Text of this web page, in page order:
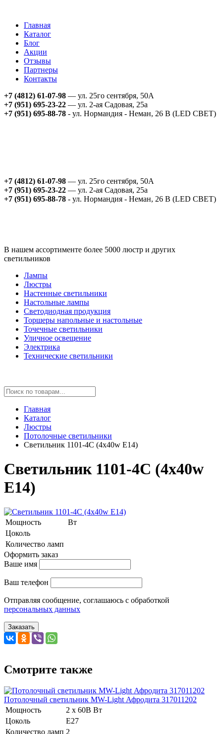
Главная
Каталог
Блог
Акции
Отзывы
Партнеры
Контакты
+7 (4812) 61-07-98 — ул. 25го сентября, 50А
+7 (951) 695-23-22 — ул. 2-ая Садовая, 25а
+7 (951) 695-88-78 - ул. Нормандия - Неман, 26 В (LED СВЕТ)
+7 (4812) 61-07-98 — ул. 25го сентября, 50А
+7 (951) 695-23-22 — ул. 2-ая Садовая, 25а
+7 (951) 695-88-78 - ул. Нормандия - Неман, 26 В (LED СВЕТ)
В нашем ассортименте более 5000 люстр и других
светильников
Лампы
Люстры
Настенные светильники
Настольные лампы
Светодиодная продукция
Торшеры напольные и настольные
Точечные светильники
Уличное освещение
Электрика
Технические светильники
Главная
Каталог
Люстры
Потолочные светильники
Светильник 1101-4C (4x40w E14)
Светильник 1101-4C (4x40w
E14)
Мощность
Вт
Цоколь
Количество ламп
Оформить заказ
Ваше имя
Ваш телефон
Отправляя сообщение, соглашаюсь с обработкой
персональных данных
Заказать
Смотрите также
Потолочный светильник MW-Light Афродита 317011202
Мощность
2 x 60В Вт
Цоколь
E27
Количество ламп 2